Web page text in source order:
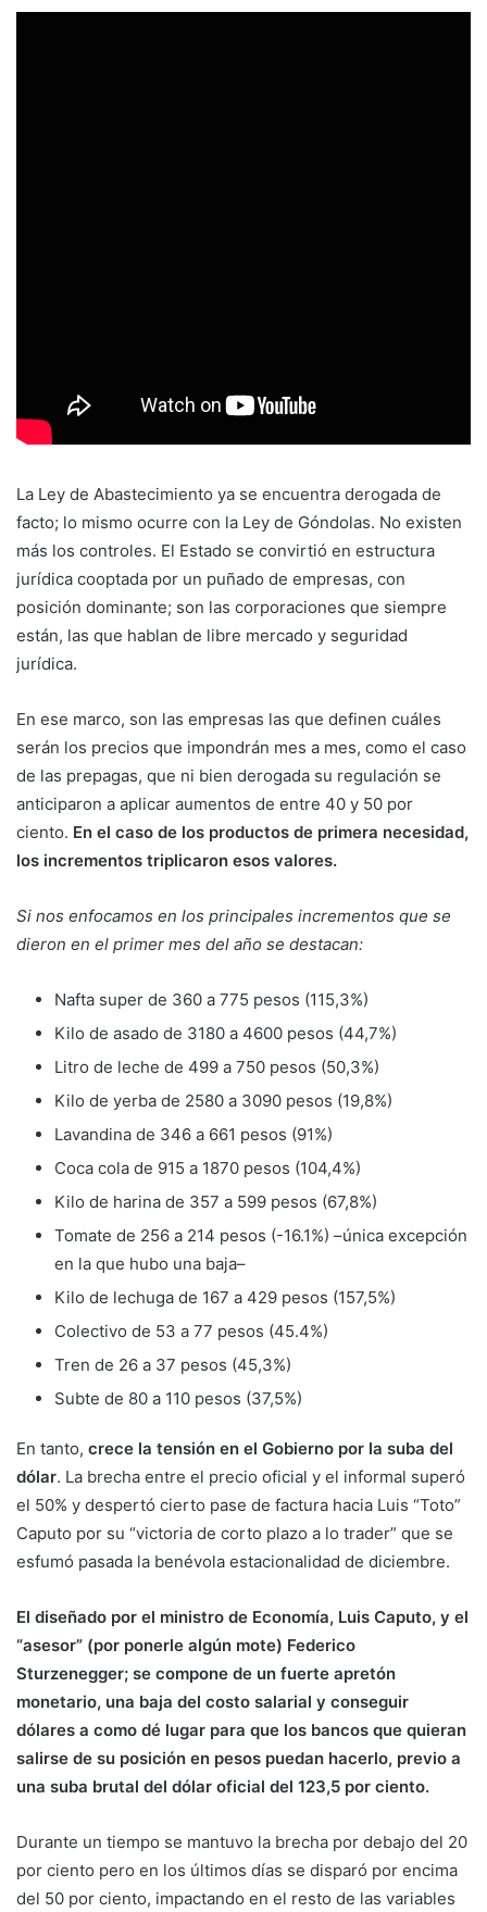
La Ley de Abastecimiento ya se encuentra derogada de
facto; lo mismo ocurre con la Ley de Góndolas. No existen
más los controles. El Estado se convirtió en estructura
jurídica cooptada por un puñado de empresas, con
posición dominante; son las corporaciones que siempre
están, las que hablan de libre mercado y seguridad
jurídica.
En ese marco, son las empresas las que definen cuáles
serán los precios que impondrán mes a mes, como el caso
de las prepagas, que ni bien derogada su regulación se
anticiparon a aplicar aumentos de entre 40 y 50 por
ciento. En el caso de los productos de primera necesidad,
los incrementos triplicaron esos valores.
Si nos enfocamos en los principales incrementos que se
dieron en el primer mes del año se destacan:
Nafta super de 360 a 775 pesos (115,3%)
Kilo de asado de 3180 a 4600 pesos (44,7%)
Litro de leche de 499 a 750 pesos (50,3%)
Kilo de yerba de 2580 a 3090 pesos (19,8%)
Lavandina de 346 a 661 pesos (91%)
Coca cola de 915 a 1870 pesos (104,4%)
Kilo de harina de 357 a 599 pesos (67,8%)
Tomate de 256 a 214 pesos (-16.1%) –única excepción
en la que hubo una baja–
Kilo de lechuga de 167 a 429 pesos (157,5%)
Colectivo de 53 a 77 pesos (45.4%)
Tren de 26 a 37 pesos (45,3%)
Subte de 80 a 110 pesos (37,5%)
En tanto, crece la tensión en el Gobierno por la suba del
dólar. La brecha entre el precio oficial y el informal superó
el 50% y despertó cierto pase de factura hacia Luis “Toto”
Caputo por su “victoria de corto plazo a lo trader” que se
esfumó pasada la benévola estacionalidad de diciembre.
El diseñado por el ministro de Economía, Luis Caputo, y el
“asesor” (por ponerle algún mote) Federico
Sturzenegger; se compone de un fuerte apretón
monetario, una baja del costo salarial y conseguir
dólares a como dé lugar para que los bancos que quieran
salirse de su posición en pesos puedan hacerlo, previo a
una suba brutal del dólar oficial del 123,5 por ciento.
Durante un tiempo se mantuvo la brecha por debajo del 20
por ciento pero en los últimos días se disparó por encima
del 50 por ciento, impactando en el resto de las variables